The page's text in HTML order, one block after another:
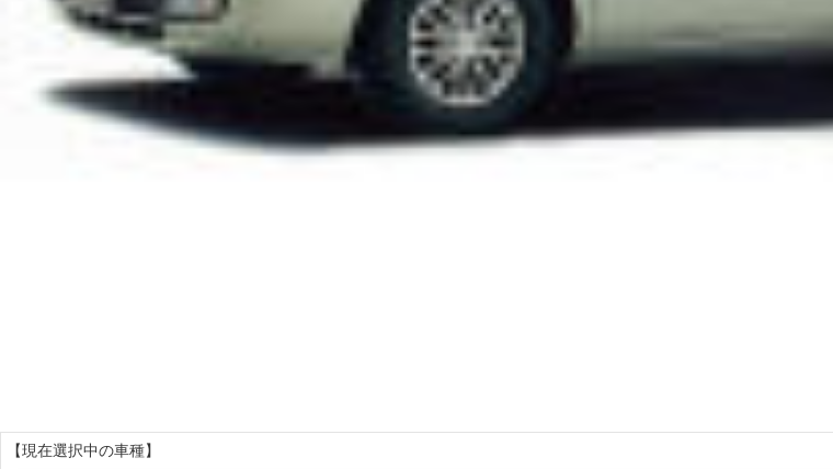
【現在選択中の車種】